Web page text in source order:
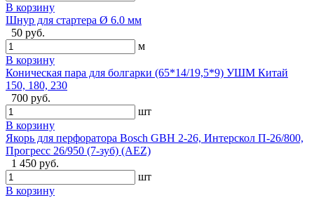
В корзину
Шнур для стартера Ø 6.0 мм
50 руб.
м
В корзину
Коническая пара для болгарки (65*14/19,5*9) УШМ Китай
150, 180, 230
700 руб.
шт
В корзину
Якорь для перфоратора Bosch GBH 2-26, Интерскол П-26/800,
Прогресс 26/950 (7-зуб) (AEZ)
1 450 руб.
шт
В корзину